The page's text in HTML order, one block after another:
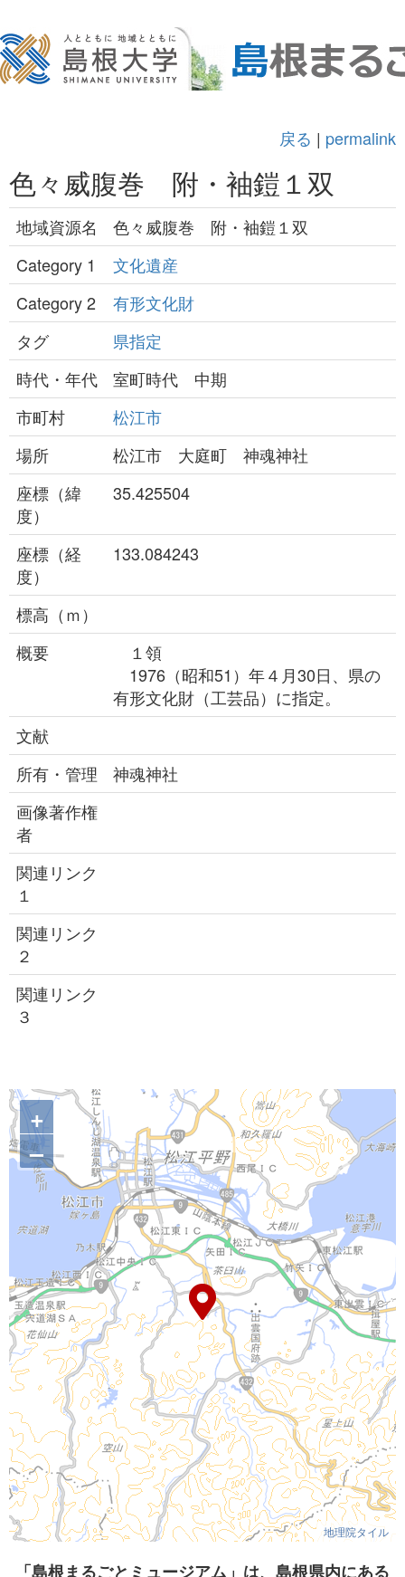
戻る | permalink
色々威腹巻 附・袖鎧１双
地域資源名
色々威腹巻 附・袖鎧１双
Category 1
文化遺産
Category 2
有形文化財
タグ
県指定
時代・年代
室町時代 中期
市町村
松江市
場所
松江市 大庭町 神魂神社
座標（緯
度）
35.425504
座標（経
度）
133.084243
標高（ｍ）
概要
１領
1976（昭和51）年４月30日、県の
有形文化財（工芸品）に指定。
文献
所有・管理
神魂神社
画像著作権
者
関連リンク
１
関連リンク
２
関連リンク
３
+
–
地理院タイル
「島根まるごとミュージアム」は、島根県内にある